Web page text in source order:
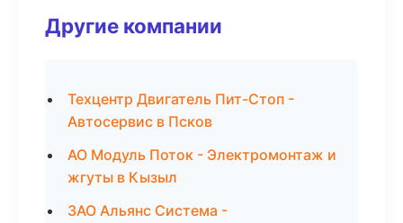
Другие компании
Техцентр Двигатель Пит-Стоп -
Автосервис в Псков
АО Модуль Поток - Электромонтаж и
жгуты в Кызыл
ЗАО Альянс Система -